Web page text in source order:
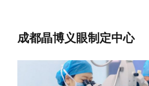
成都晶博义眼制定中心